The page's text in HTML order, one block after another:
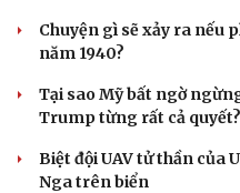
Chuyện gì sẽ xảy ra nếu
năm 1940?
Tại sao Mỹ bất ngờ
Trump từng rất cả quyết?
Biệt đội UAV tử thần của
Nga trên biển